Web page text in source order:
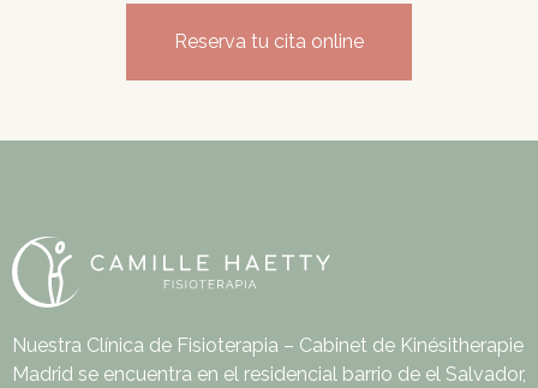
Reserva tu cita online
Nuestra Clínica de Fisioterapia – Cabinet de Kinésitherapie
Madrid se encuentra en el residencial barrio de el Salvador,